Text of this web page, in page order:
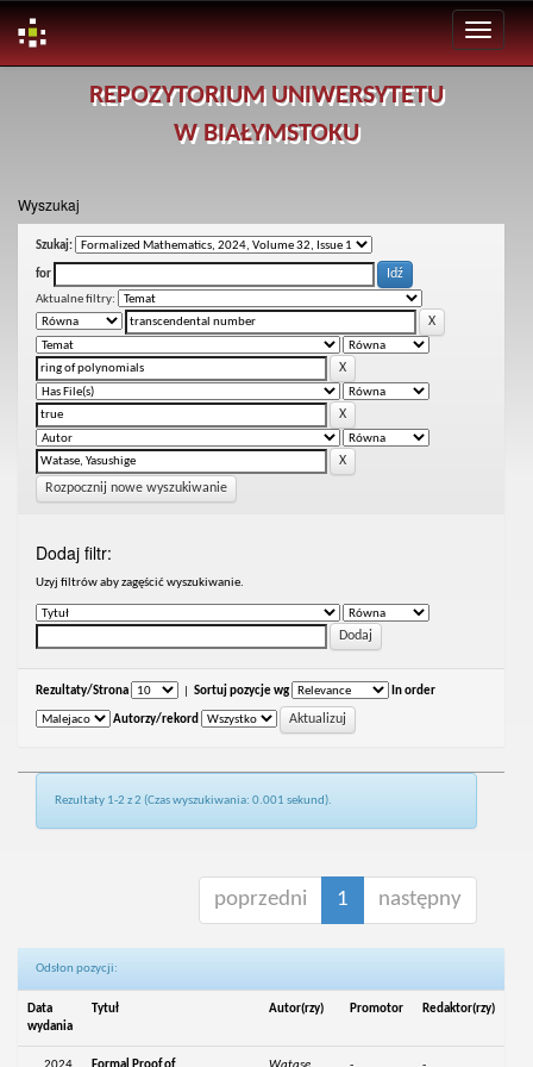
REPOZYTORIUM UNIWERSYTETU
W BIAŁYMSTOKU
Wyszukaj
Szukaj:
for
Aktualne filtry:
Rozpocznij nowe wyszukiwanie
Dodaj filtr:
Uzyj filtrów aby zagęścić wyszukiwanie.
Rezultaty/Strona Sortuj pozycje wg In order
Autorzy/rekord
Rezultaty 1-2 z 2 (Czas wyszukiwania: 0.001 sekund).
poprzedni 1 następny
Odsłon pozycji:
Data
wydania
Tytuł Autor(rzy) Promotor Redaktor(rzy)